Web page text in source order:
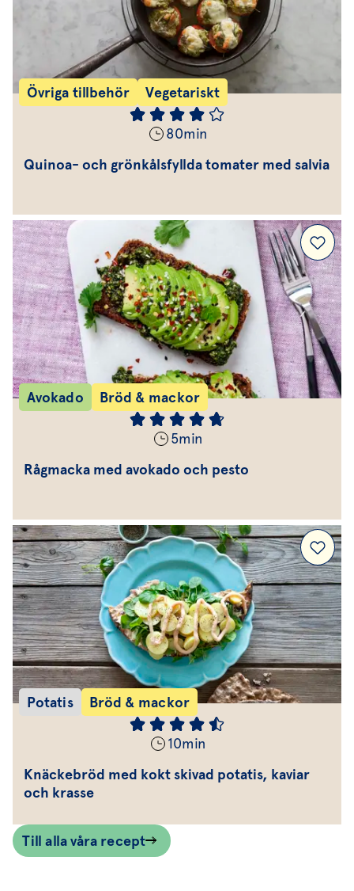
Övriga tillbehör Vegetariskt
80min
Quinoa- och grönkålsfyllda tomater med salvia
Avokado Bröd & mackor
5min
Rågmacka med avokado och pesto
Potatis Bröd & mackor
10min
Knäckebröd med kokt skivad potatis, kaviar
och krasse
Till alla våra recept